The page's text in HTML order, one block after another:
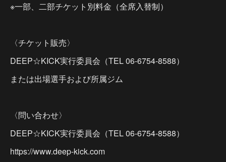
※一部、二部チケット別料金（全席入替制）
〈チケット販売〉
DEEP☆KICK実行委員会（TEL 06-6754-8588）
または出場選手および所属ジム
〈問い合わせ〉
DEEP☆KICK実行委員会（TEL 06-6754-8588）
https://www.deep-kick.com